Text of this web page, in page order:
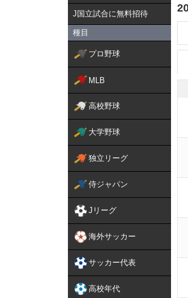
J国立試合に無料招待
種目
プロ野球
MLB
高校野球
大学野球
独立リーグ
侍ジャパン
Jリーグ
海外サッカー
サッカー代表
高校年代